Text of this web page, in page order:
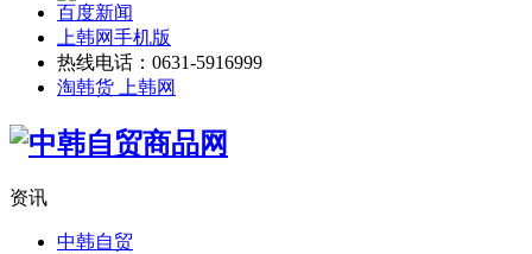
百度新闻
上韩网手机版
热线电话：0631-5916999
淘韩货 上韩网
资讯
中韩自贸